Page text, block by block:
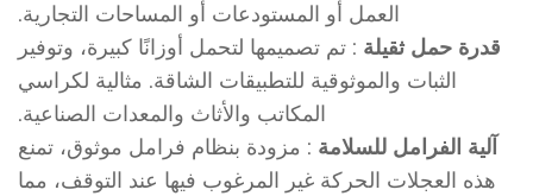
العمل أو المستودعات أو المساحات التجارية.
قدرة حمل ثقيلة : تم تصميمها لتحمل أوزانًا كبيرة، وتوفير
الثبات والموثوقية للتطبيقات الشاقة. مثالية لكراسي
المكاتب والأثاث والمعدات الصناعية.
آلية الفرامل للسلامة : مزودة بنظام فرامل موثوق، تمنع
هذه العجلات الحركة غير المرغوب فيها عند التوقف، مما